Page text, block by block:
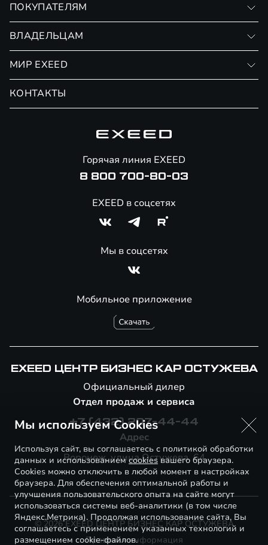
ПОКУПАТЕЛЯМ
Страхование
ВЛАДЕЛЬЦАМ
Сервис
Помощь на дорогах
МИР EXEED
КОНТАКТЫ
Мобильное приложение
Горячая линия EXEED
8 800 700-80-03
EXEED в соцсетях
Мы в соцсетях
EXEED ЦЕНТР БИЗНЕС КАР ОСТУЖЕВА
Официальный дилер
Отдел продаж и сервиса
+7 (432) 207-44-44
Адрес
Воронеж, улица Остужева, 64
© 2026 EXEED ЦЕНТР БИЗНЕС КАР ОСТУЖЕВА
Правовая информация
Мы используем Cookies
Используя сайт, вы соглашаетесь с политикой обработки
данных и использованиемcookiesвашего браузера.
Cookies можно отключить в любой момент в настройках
браузера. Для обеспечения оптимальной работы и
улучшения пользовательского опыта на сайте могут
использоваться системы веб-аналитики (в том числе
Яндекс.Метрика). Продолжая использование сайта, Вы
соглашаетесь с применением указанных технологий и
размещением cookie-файлов.